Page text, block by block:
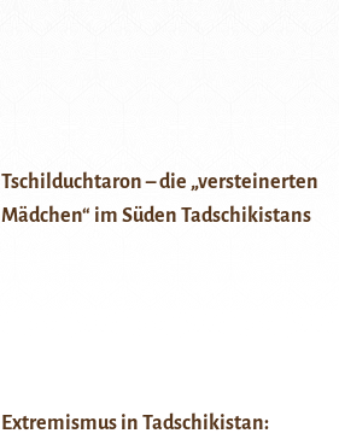
Tschilduchtaron – die „versteinerten
Mädchen“ im Süden Tadschikistans
Extremismus in Tadschikistan: